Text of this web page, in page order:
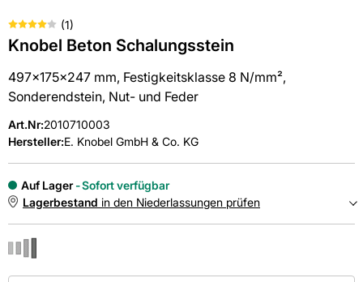
(1)
Knobel Beton Schalungsstein
497x175x247 mm, Festigkeitsklasse 8 N/mm²,
Sonderendstein, Nut- und Feder
Art.Nr:2010710003
Hersteller:E. Knobel GmbH & Co. KG
Auf Lager
Sofort verfügbar
Lagerbestand in den Niederlassungen prüfen